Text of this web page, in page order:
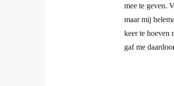
hou ervan om
mee te geven.
maar mij
keer te hoeven